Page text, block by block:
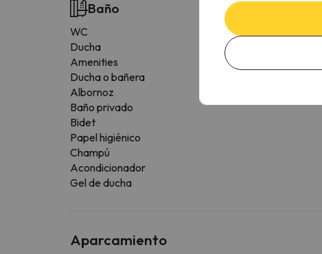
Baño
WC
Ducha
Amenities
Ducha o bañera
Albornoz
Baño privado
Bidet
Papel higiénico
Champú
Acondicionador
Gel de ducha
Aparcamiento